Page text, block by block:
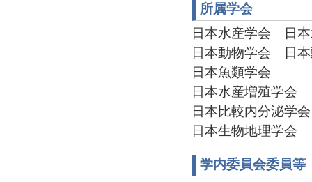
所属学会
日本水産学会 日本
日本動物学会 日本
日本魚類学会
日本水産増殖学会
日本比較内分泌学会
日本生物地理学会
学内委員会委員等